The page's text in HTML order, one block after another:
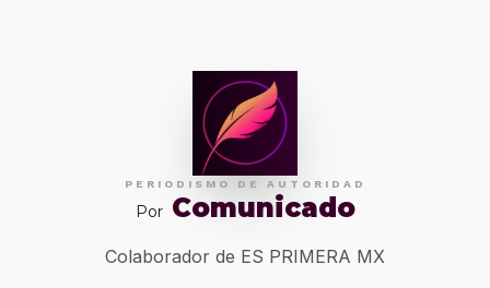
PERIODISMO DE AUTORIDAD
Por Comunicado
Colaborador de ES PRIMERA MX